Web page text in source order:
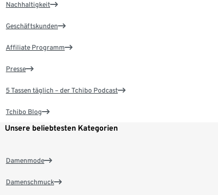
Nachhaltigkeit
Geschäftskunden
Affiliate Programm
Presse
5 Tassen täglich – der Tchibo Podcast
Tchibo Blog
Unsere beliebtesten Kategorien
Damenmode
Damenschmuck